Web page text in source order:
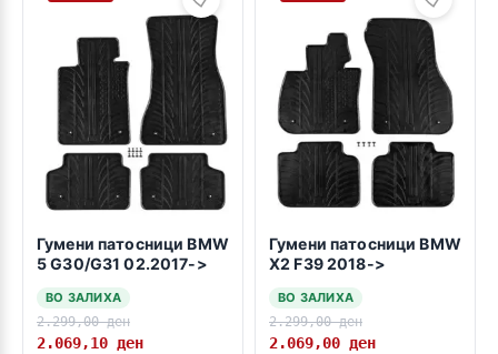
Гумени патосници BMW
5 G30/G31 02.2017->
ВО ЗАЛИХА
2.299,00ден
2.069,10 ден
Гумени патосници BMW
X2 F39 2018->
ВО ЗАЛИХА
2.299,00ден
2.069,00 ден